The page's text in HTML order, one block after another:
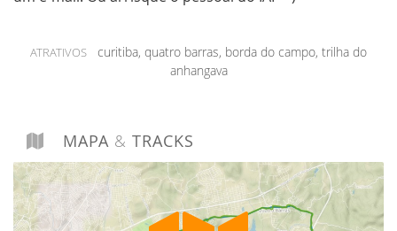
ATRATIVOS
curitiba, quatro barras, borda do campo, trilha do
anhangava
MAPA & TRACKS